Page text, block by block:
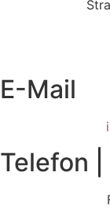
E-Mail
Telefon |